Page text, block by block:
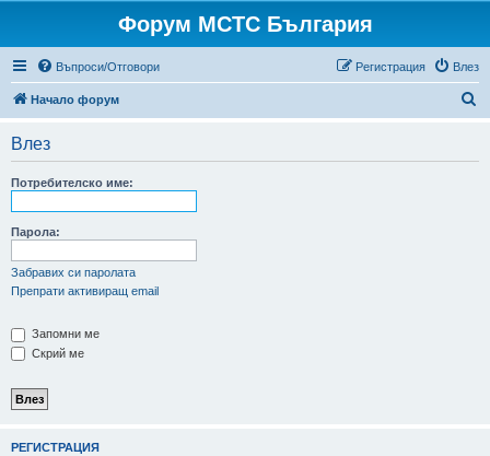
Форум МСТС България
Въпроси/Отговори Влез
Регистрация
Начало форум
Влез
Потребителско име:
Парола:
Забравих си паролата
Препрати активиращ email
Запомни ме
Скрий ме
РЕГИСТРАЦИЯ